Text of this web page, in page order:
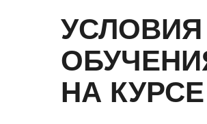
УСЛОВИЯ
НА КУРСЕ